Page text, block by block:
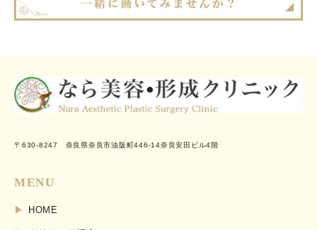
〒630-8247 奈良県奈良市油阪町446-14奈良安田ビル4階
MENU
HOME